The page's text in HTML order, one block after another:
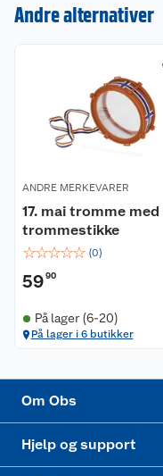
Andre alternativer
ANDRE MERKEVARER
17. mai tromme med
trommestikke
☆☆☆☆☆ (0)
5990
På lager (6-20)
På lager i 6 butikker
Om Obs
Våre butikker
Våre merkevarer
Coop kjeder
Bærekraft
Sikkerhetsdatablad
Virksomheten
Hjelp og support
Reklamasjon og garanti
Ofte stilte spørsmål
Betalingsalternativer
Pakkesporing
Sikkerhetsdatablad
Coop medlem
Retur av el-avfall
Matvaregaranti
Alt til grillsesongen
Trampoline
Sykler og sykkelutstyr